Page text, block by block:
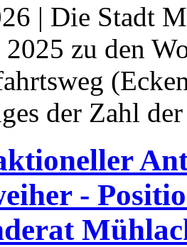
| Die Stadt
zu den
der Zahl
-